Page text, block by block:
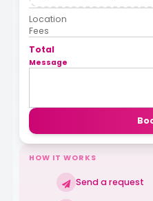
Location
Fees
Total
Message
HOW IT WORKS
Send a request